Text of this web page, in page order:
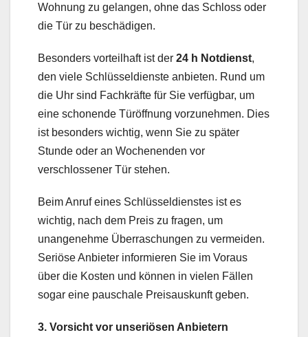
Wohnung zu gelangen, ohne das Schloss oder
die Tür zu beschädigen.
Besonders vorteilhaft ist der 24 h Notdienst,
den viele Schlüsseldienste anbieten. Rund um
die Uhr sind Fachkräfte für Sie verfügbar, um
eine schonende Türöffnung vorzunehmen. Dies
ist besonders wichtig, wenn Sie zu später
Stunde oder an Wochenenden vor
verschlossener Tür stehen.
Beim Anruf eines Schlüsseldienstes ist es
wichtig, nach dem Preis zu fragen, um
unangenehme Überraschungen zu vermeiden.
Seriöse Anbieter informieren Sie im Voraus
über die Kosten und können in vielen Fällen
sogar eine pauschale Preisauskunft geben.
3. Vorsicht vor unseriösen Anbietern